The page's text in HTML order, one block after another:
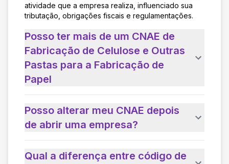
atividade que a empresa realiza, influenciado sua
tributação, obrigações fiscais e regulamentações.
Posso ter mais de um CNAE de
Fabricação de Celulose e Outras
Pastas para a Fabricação de
Papel
Posso alterar meu CNAE depois
de abrir uma empresa?
Qual a diferença entre código de